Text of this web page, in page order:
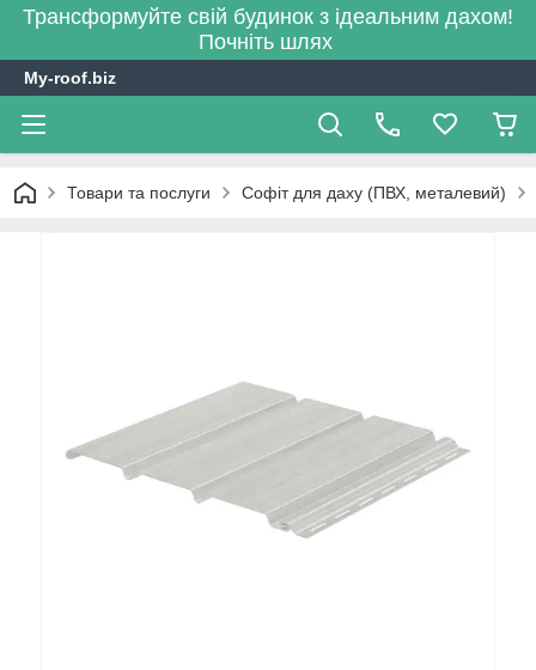
Трансформуйте свій будинок з ідеальним дахом!
Почніть шлях
My-roof.biz
Товари та послуги Софіт для даху (ПВХ, металевий)